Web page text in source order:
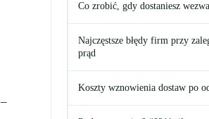
Co zrobić, gdy dostaniesz
Najczęstsze błędy firm przy
prąd
Koszty wznowienia dostaw po